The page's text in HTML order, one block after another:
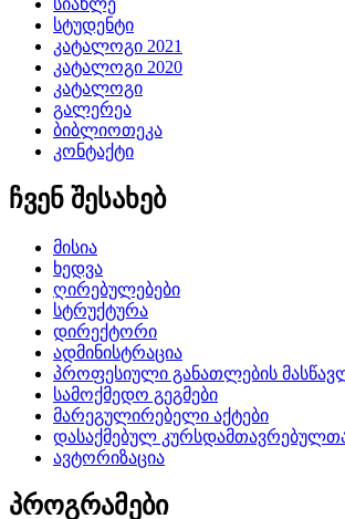
სიახლე
სტუდენტი
კატალოგი 2021
კატალოგი 2020
კატალოგი
გალერეა
ბიბლიოთეკა
კონტაქტი
ჩვენ შესახებ
მისია
ხედვა
ღირებულებები
სტრუქტურა
დირექტორი
ადმინისტრაცია
პროფესიული განათლების
სამოქმედო გეგმები
მარეგულირებელი აქტები
დასაქმებულ
ავტორიზაცია
პროგრამები